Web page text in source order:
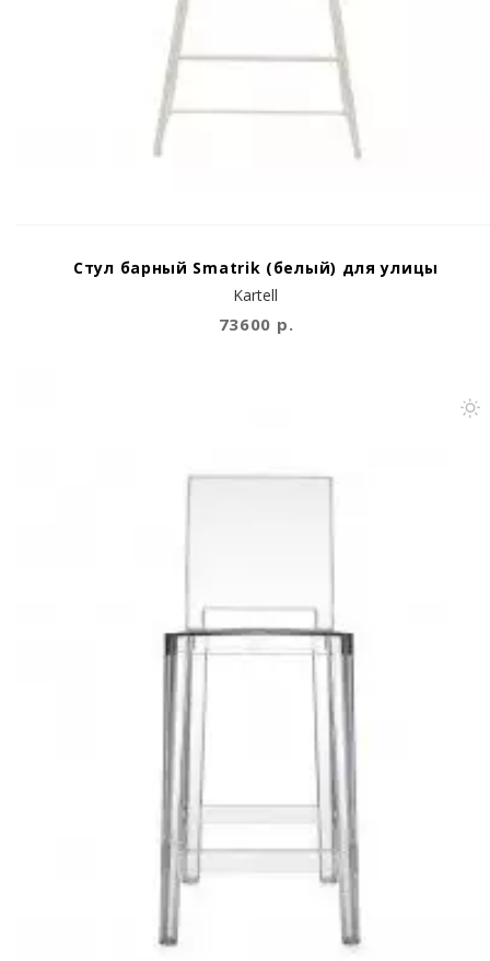
Kartell
Стул барный Smatrik (белый) для улицы
73600 р.